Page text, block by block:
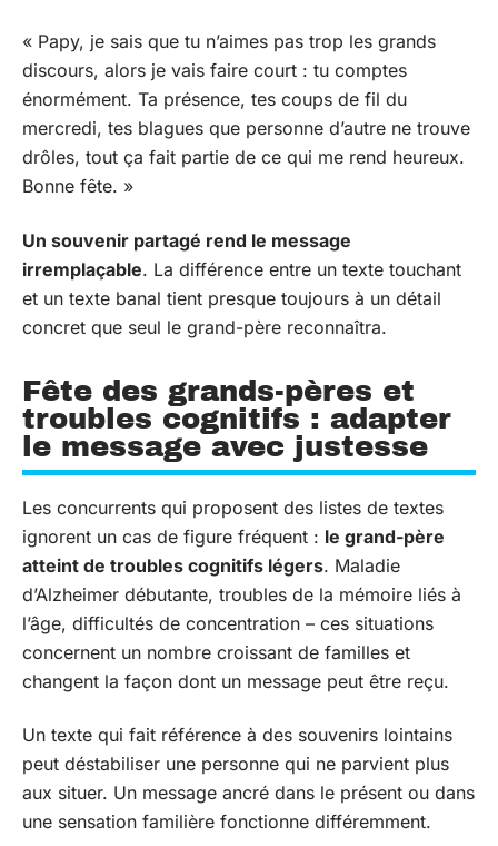
« Papy, je sais que tu n’aimes pas trop les grands
discours, alors je vais faire court : tu comptes
énormément. Ta présence, tes coups de fil du
mercredi, tes blagues que personne d’autre ne trouve
drôles, tout ça fait partie de ce qui me rend heureux.
Bonne fête. »
Un souvenir partagé rend le message
irremplaçable. La différence entre un texte touchant
et un texte banal tient presque toujours à un détail
concret que seul le grand-père reconnaîtra.
Fête des grands-pères et
troubles cognitifs : adapter
le message avec justesse
Les concurrents qui proposent des listes de textes
ignorent un cas de figure fréquent : le grand-père
atteint de troubles cognitifs légers. Maladie
d’Alzheimer débutante, troubles de la mémoire liés à
l’âge, difficultés de concentration – ces situations
concernent un nombre croissant de familles et
changent la façon dont un message peut être reçu.
Un texte qui fait référence à des souvenirs lointains
peut déstabiliser une personne qui ne parvient plus
aux situer. Un message ancré dans le présent ou dans
une sensation familière fonctionne différemment.